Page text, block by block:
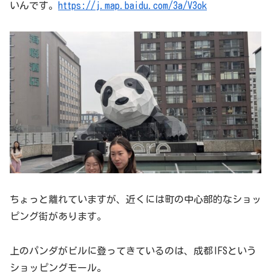
いんです。
https://j.map.baidu.com/3a/V3ok
ちょっと離れていますが、近くには町の中心部的なショッ
ピング街があります。
上のパンダがビルに登ってきているのは、成都IFSという
ショッピングモール。